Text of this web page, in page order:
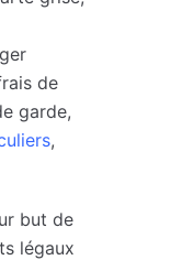
de
garde,
,
but de
légaux